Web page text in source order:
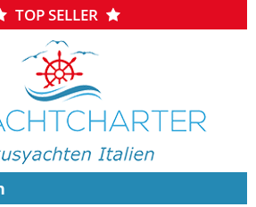
TOP SELLER